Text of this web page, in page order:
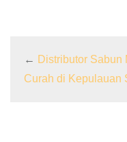
← Distributor Sabun
Curah di Kepulauan